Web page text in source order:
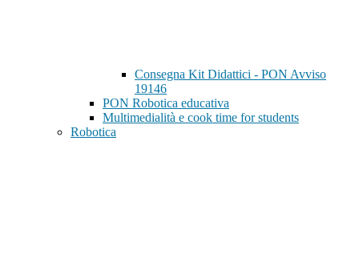
Consegna Kit Didattici - PON Avviso
19146
PON Robotica educativa
Multimedialità e cook time for students
Robotica